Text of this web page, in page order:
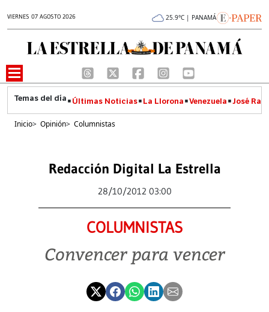
VIERNES 07 AGOSTO 2026 25.9°C | PANAMÁ
Últimas Noticias La Llorona Venezuela José
Inicio> Opinión> Columnistas
Redacción Digital La Estrella
28/10/2012 03:00
COLUMNISTAS
Convencer para vencer